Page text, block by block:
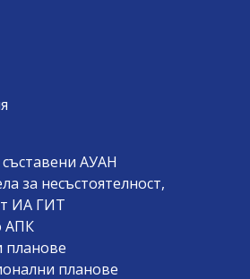
АУАН
за несъстоятелност,
ИА ГИТ
АПК
планове
планове